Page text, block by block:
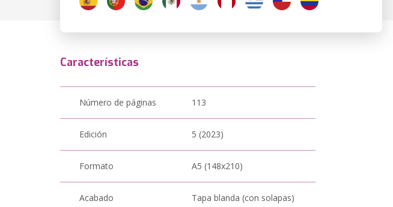
Características
Número de páginas 113
Edición 5 (2023)
Formato A5 (148x210)
Acabado Tapa blanda (con solapas)